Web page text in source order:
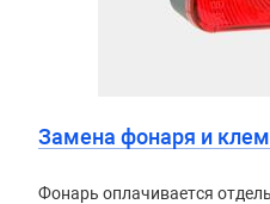
Замена фонаря и
Фонарь оплачивается